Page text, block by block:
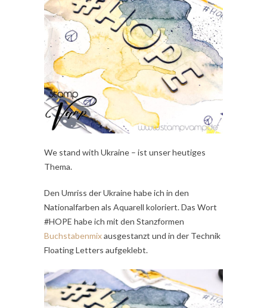
We stand with Ukraine – ist unser heutiges
Thema.
Den Umriss der Ukraine habe ich in den
Nationalfarben als Aquarell koloriert. Das Wort
#HOPE habe ich mit den Stanzformen
Buchstabenmixausgestanzt und in der Technik
Floating Letters aufgeklebt.